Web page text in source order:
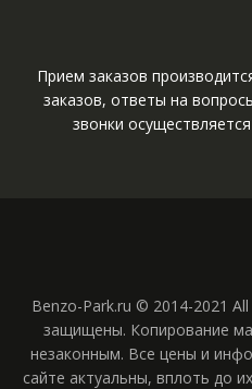
Прием заказов
заказов, ответы на
звонки
Benzo-Park.ru © 2014-2021
защищены. Копирование
незаконным. Все цены и
сайте актуальны, вплоть до